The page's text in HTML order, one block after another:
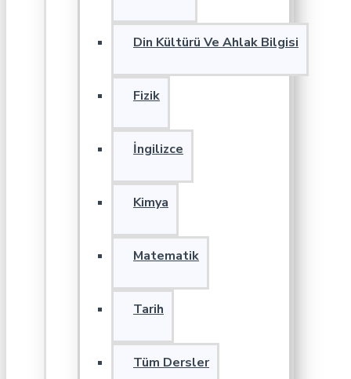
Din Kültürü Ve Ahlak Bilgisi
Fizik
İngilizce
Kimya
Matematik
Tarih
Tüm Dersler